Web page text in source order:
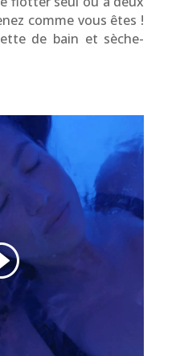
comme vous êtes !
de bain et sèche-